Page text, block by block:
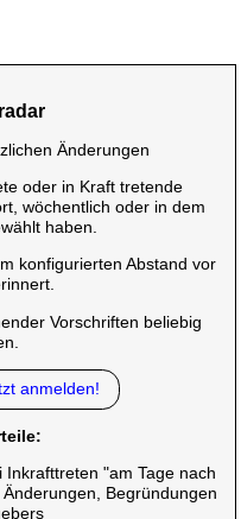
Änderungen
oder in Kraft tretende
wöchentlich oder in dem
haben.
konfigurierten Abstand vor
Vorschriften beliebig
anmelden!
"am Tage nach
Begründungen